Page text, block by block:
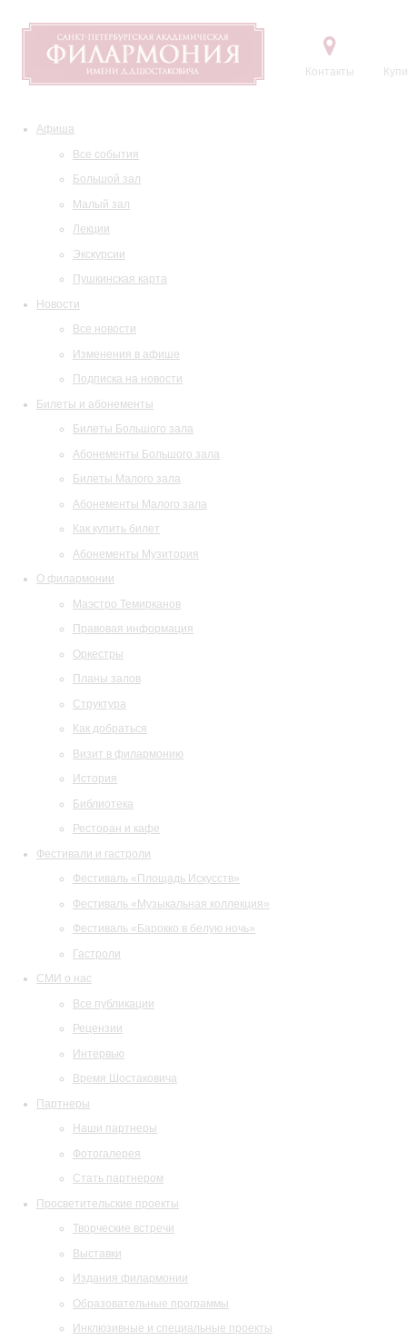
Контакты
Афиша
Все события
Большой зал
Малый зал
Лекции
Экскурсии
Пушкинская карта
Новости
Все новости
Изменения в афише
Подписка на новости
Билеты и абонементы
Билеты Большого зала
Абонементы Большого зала
Билеты Малого зала
Абонементы Малого зала
Как купить билет
Абонементы Музитория
О филармонии
Маэстро Темирканов
Правовая информация
Оркестры
Планы залов
Структура
Как добраться
Визит в филармонию
История
Библиотека
Ресторан и кафе
Фестивали и гастроли
Фестиваль «Площадь Искусств»
Фестиваль «Музыкальная коллекция»
Фестиваль «Барокко в белую ночь»
Гастроли
СМИ о нас
Все публикации
Рецензии
Интервью
Время Шостаковича
Партнеры
Наши партнеры
Фотогалерея
Стать партнером
Просветительские проекты
Творческие встречи
Выставки
Издания филармонии
Образовательные программы
Инклюзивные и специальные проекты